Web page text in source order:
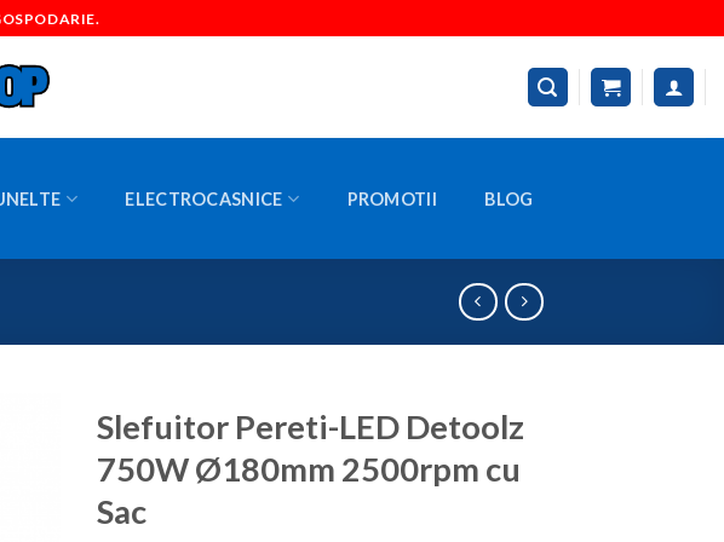
ELECTROCASNICE PROMOTII BLOG
Slefuitor Pereti-LED Detoolz
750W Ø180mm 2500rpm cu
Sac